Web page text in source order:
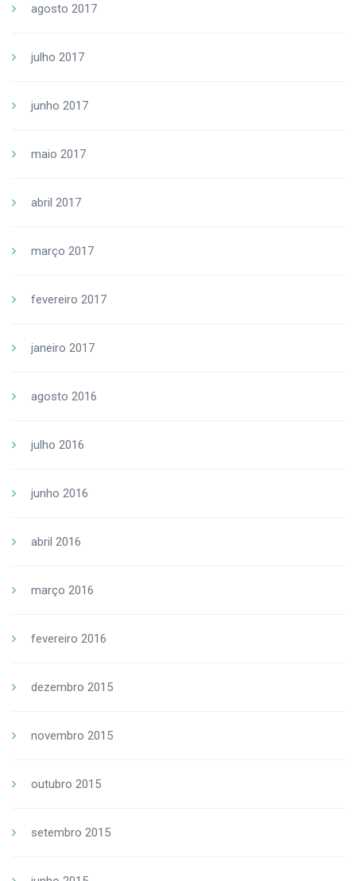
agosto 2017
julho 2017
junho 2017
maio 2017
abril 2017
março 2017
fevereiro 2017
janeiro 2017
agosto 2016
julho 2016
junho 2016
abril 2016
março 2016
fevereiro 2016
dezembro 2015
novembro 2015
outubro 2015
setembro 2015